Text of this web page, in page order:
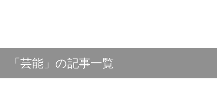
「芸能」の記事一覧